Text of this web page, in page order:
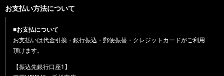
お支払い方法について
■お支払について
お支払いは代金引換・銀行振込・郵便振替・クレジットカードがご利用
頂けます。
【振込先銀行口座1】